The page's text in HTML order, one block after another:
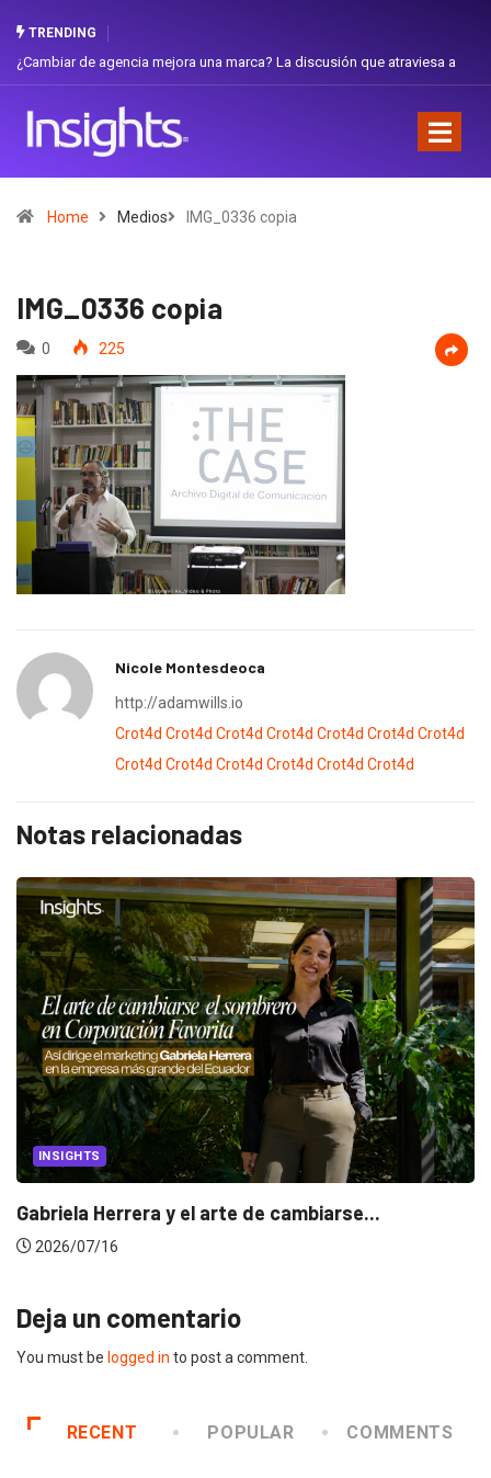
TRENDING
mejora una marca? La discusión que atraviesa a
Gabriela Herrera
Home Medios IMG_0336 copia
IMG_0336 copia
0 225
Nicole Montesdeoca
http://adamwills.io
Crot4d Crot4d Crot4d Crot4d Crot4d Crot4d Crot4d
Crot4d Crot4d Crot4d Crot4d Crot4d Crot4d
Notas relacionadas
INSIGHTS
Gabriela Herrera y el arte de cambiarse...
2026/07/16
Deja un comentario
You must be logged in to post a comment.
RECENT POPULAR COMMENTS